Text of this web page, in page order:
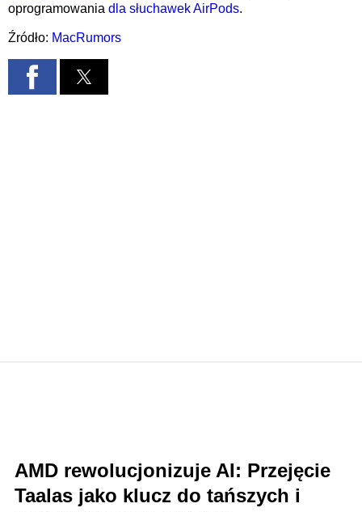
oprogramowania dla słuchawek AirPods.
Źródło: MacRumors